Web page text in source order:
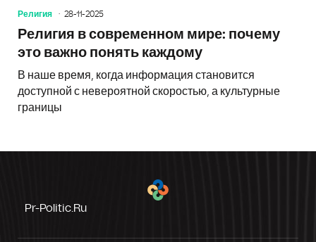
Религия 28-11-2025
Религия в современном мире: почему
это важно понять каждому
В наше время, когда информация становится
доступной с невероятной скоростью, а культурные
границы
Pr-Politic.ru